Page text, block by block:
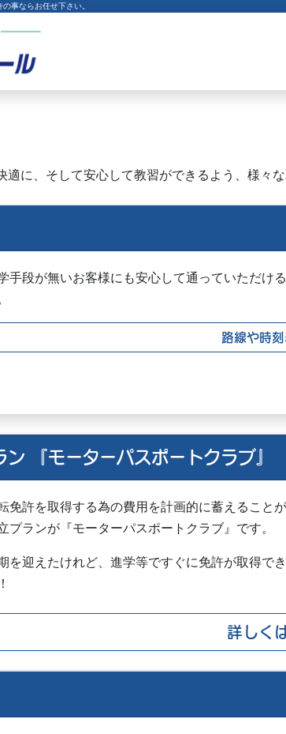
の事ならお任せ下さい。
に、そして安心して教習ができるよう、様々
手段が無いお客様にも安心して通っていただけ
路線や時
ン 『モーターパスポートクラブ』
免許を取得する為の費用を計画的に蓄えること
プランが『モーターパスポートクラブ』です。
を迎えたけれど、進学等ですぐに免許が取得でき
詳しく